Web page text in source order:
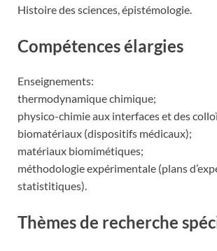
Histoire des sciences, épistémologie.
Compétences élargies
Enseignements:
thermodynamique chimique;
physico-chimie aux interfaces et des
biomatériaux (dispositifs médicaux);
matériaux biomimétiques;
méthodologie expérimentale (plans
statistitiques).
Thèmes de recherche